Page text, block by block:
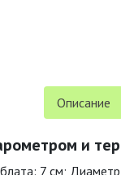
Описание
и
7 см;